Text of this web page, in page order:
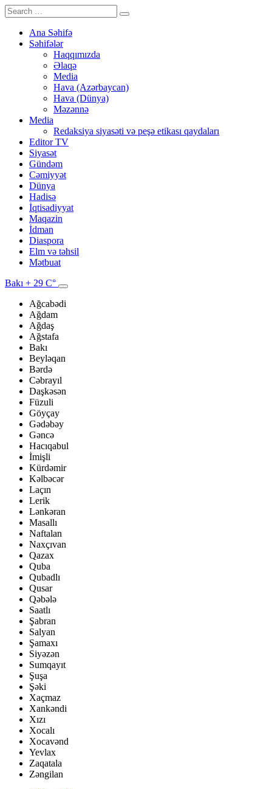
Ana Səhifə
Səhifələr
Haqqımızda
Əlaqə
Media
Hava (Azərbaycan)
Hava (Dünya)
Məzənnə
Media
Redaksiya siyasəti və peşə etikası qaydaları
Editor TV
Siyasət
Gündəm
Cəmiyyət
Dünya
Hadisə
İqtisadiyyat
Maqazin
İdman
Diaspora
Elm və təhsil
Mətbuat
Bakı + 29 C°
Ağcabədi
Ağdam
Ağdaş
Ağstafa
Bakı
Beyləqan
Bərdə
Cəbrayıl
Daşkəsən
Füzuli
Göyçay
Gədəbəy
Gəncə
Hacıqabul
İmişli
Kürdəmir
Kəlbəcər
Laçın
Lerik
Lənkəran
Masallı
Naftalan
Naxçıvan
Qazax
Quba
Qubadlı
Qusar
Qəbələ
Saatlı
Şabran
Salyan
Şamaxı
Siyəzən
Sumqayıt
Şuşa
Şəki
Xaçmaz
Xankəndi
Xızı
Xocalı
Xocavənd
Yevlax
Zaqatala
Zəngilan